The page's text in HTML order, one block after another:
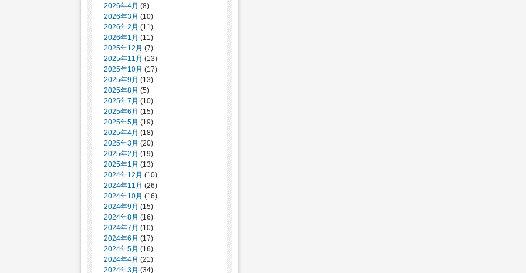
2026年4月 (8)
2026年3月 (10)
2026年2月 (11)
2026年1月 (11)
2025年12月 (7)
2025年11月 (13)
2025年10月 (17)
2025年9月 (13)
2025年8月 (5)
2025年7月 (10)
2025年6月 (15)
2025年5月 (19)
2025年4月 (18)
2025年3月 (20)
2025年2月 (19)
2025年1月 (13)
2024年12月 (10)
2024年11月 (26)
2024年10月 (16)
2024年9月 (15)
2024年8月 (16)
2024年7月 (10)
2024年6月 (17)
2024年5月 (16)
2024年4月 (21)
2024年3月 (34)